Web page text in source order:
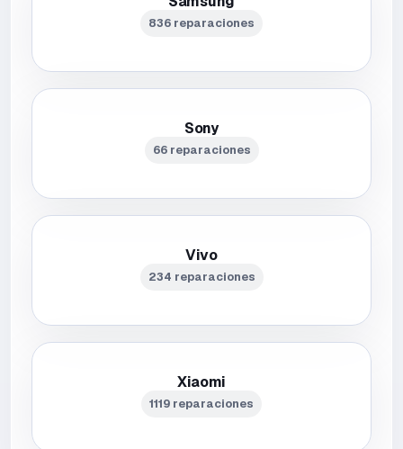
836 reparaciones
Sony
66 reparaciones
Vivo
234 reparaciones
Xiaomi
1119 reparaciones